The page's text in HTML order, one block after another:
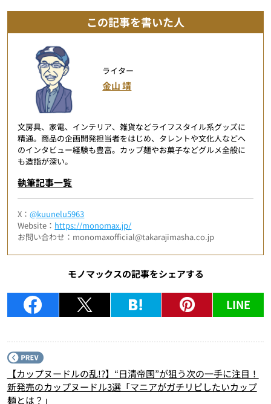
この記事を書いた人
ライター
金山 靖
文房具、家電、インテリア、雑貨などライフスタイル系グッズに
精通。商品の企画開発担当者をはじめ、タレントや文化人などへ
のインタビュー経験も豊富。カップ麺やお菓子などグルメ全般に
も造詣が深い。
執筆記事一覧
X：@kuunelu5963
Website： https://monomax.jp/
お問い合わせ：monomaxofficial@takarajimasha.co.jp
モノマックスの記事をシェアする
LINE
【カップヌードルの乱!?】“日清帝国”が狙う次の一手に注目！
新発売のカップヌードル3選「マニアがガチリピしたいカップ
麺とは？」